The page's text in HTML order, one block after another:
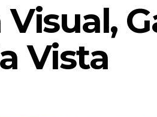
Vista